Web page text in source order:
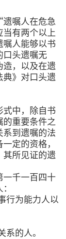
嘱人在危急
有两个以上
嘱人能够以书
口头遗嘱无
，以及在遗
》对口头遗
中，除自书
重要条件之
到遗嘱的法
定的资格，
所见证的遗
千一百四十
行为能力人以
的人。